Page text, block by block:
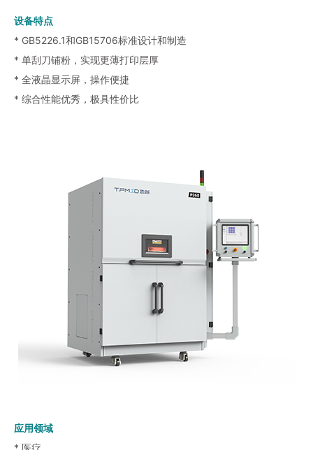
设备特点
* GB5226.1和GB15706标准设计和制造
* 单刮刀铺粉，实现更薄打印层厚
* 全液晶显示屏，操作便捷
* 综合性能优秀，极具性价比
应用领域
* 医疗